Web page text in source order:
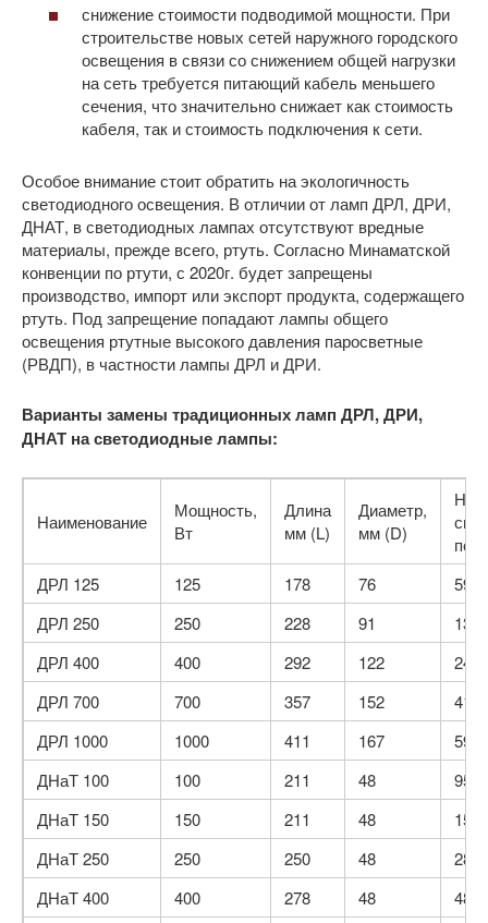
снижение стоимости подводимой мощности. При
строительстве новых сетей наружного городского
освещения в связи со снижением общей нагрузки
на сеть требуется питающий кабель меньшего
сечения, что значительно снижает как стоимость
кабеля, так и стоимость подключения к сети.
Особое внимание стоит обратить на экологичность
светодиодного освещения. В отличии от ламп ДРЛ, ДРИ,
ДНАТ, в светодиодных лампах отсутствуют вредные
материалы, прежде всего, ртуть. Согласно Минаматской
конвенции по ртути, с 2020г. будет запрещены
производство, импорт или экспорт продукта, содержащего
ртуть. Под запрещение попадают лампы общего
освещения ртутные высокого давления паросветные
(РВДП), в частности лампы ДРЛ и ДРИ.
Варианты замены традиционных ламп ДРЛ, ДРИ,
ДНАТ на светодиодные лампы:
Наименование
Мощность,
Вт
Длина
мм (L)
Диаметр,
мм (D)
ДРЛ 125
125 178 76
5900
ДРЛ 250
250 228 91
ДРЛ 400
400 292 122
ДРЛ 700
700 357 152
ДРЛ 1000
1000 411 167
ДНаТ 100
100 211 48
9500
ДНаТ 150
150 211 48
ДНаТ 250
250 250 48
ДНаТ 400
400 278 48